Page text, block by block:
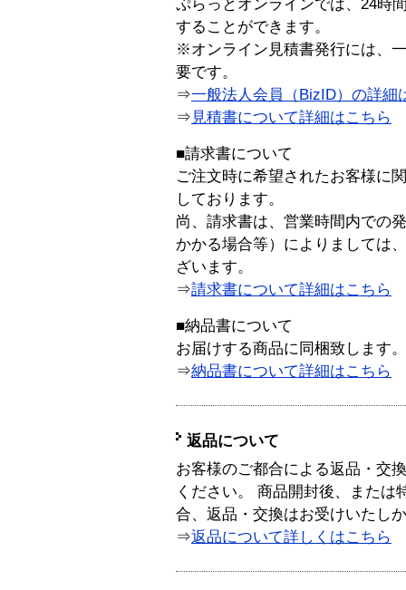
ぷらっとオンラインでは、24時
することができます。
※オンライン見積書発行には、
要です。
⇒一般法人会員（BizID）の詳細
⇒ 見積書について詳細はこちら
■請求書について
ご注文時に希望されたお客様に
しております。
尚、請求書は、営業時間内での
かかる場合等）によりましては
ざいます。
⇒請求書について詳細はこちら
■納品書について
お届けする商品に同梱致します。
⇒納品書について詳細はこちら
返品について
お客様のご都合による返品・交
ください。 商品開封後、または
合、返品・交換はお受けいたし
⇒返品について詳しくはこちら